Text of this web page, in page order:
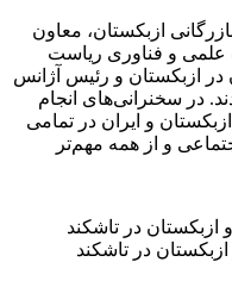
ازبکستان، معاون
و فناوری ریاست
ازبکستان و رئیس آژانس
در سخنرانی‌های انجام
و ایران در تمامی
و از همه مهم‌تر
در تاشکند